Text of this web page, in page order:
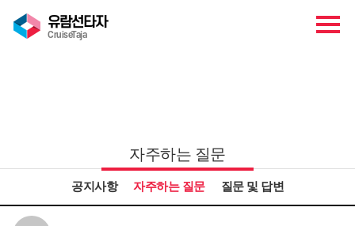
유람선타자
CruiseTaja
자주하는 질문
공지사항 자주하는 질문 질문 및 답변